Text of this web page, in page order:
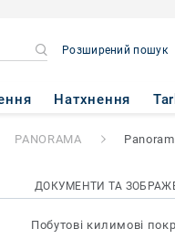
Розширений пошук
Натхнення
PANORAMA
ДОКУМЕНТИ ТА
Побутові килимові